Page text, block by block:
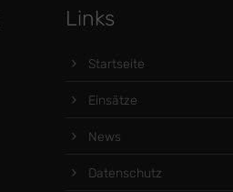
Links
Startseite
Einsätze
News
Datenschutz